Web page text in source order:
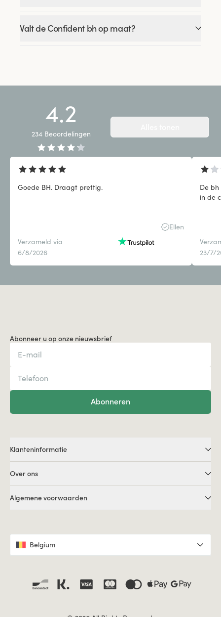
Valt de Confident bh op maat?
4.2
234 Beoordelingen
Goede BH. Draagt prettig.
Ellen
Verzameld via
6/8/2026
De
in de
23/7/
Abonneer u op onze nieuwsbrief
Abonneren
Klanteninformatie
Over ons
Algemene voorwaarden
Belgium